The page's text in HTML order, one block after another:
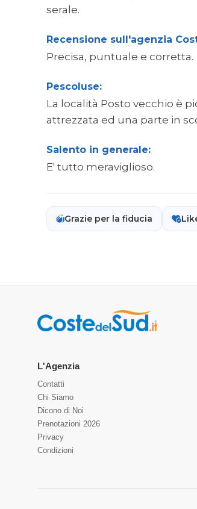
serale.
Recensione sull'agenzia
Precisa, puntuale e corretta.
Pescoluse:
La località Posto vecchio è
attrezzata ed una parte in
Salento in generale:
E' tutto meraviglioso.
Grazie per la fiducia
L'Agenzia
Contatti
Chi Siamo
Dicono di Noi
Prenotazioni 2026
Privacy
Condizioni